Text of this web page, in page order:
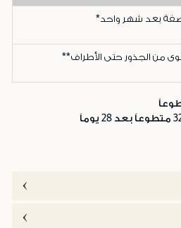
بعد شهر واحد*
من الجذور حتى الأطراف**